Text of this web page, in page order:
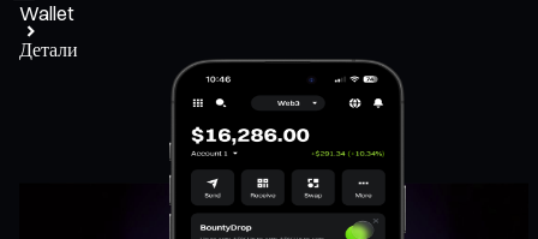
Wallet
Детали